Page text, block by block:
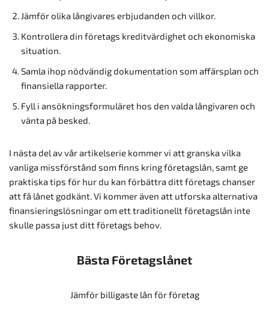
Jämför olika långivares erbjudanden och villkor.
Kontrollera din företags kreditvärdighet och ekonomiska
situation.
Samla ihop nödvändig dokumentation som affärsplan och
finansiella rapporter.
Fyll i ansökningsformuläret hos den valda långivaren och
vänta på besked.
I nästa del av vår artikelserie kommer vi att granska vilka
vanliga missförstånd som finns kring företagslån, samt ge
praktiska tips för hur du kan förbättra ditt företags chanser
att få lånet godkänt. Vi kommer även att utforska alternativa
finansieringslösningar om ett traditionellt företagslån inte
skulle passa just ditt företags behov.
Bästa Företagslånet
Jämför billigaste lån för företag